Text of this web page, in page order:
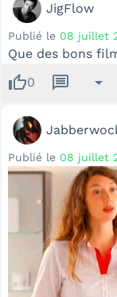
JigFlow
Publié le 08 juillet
Que des bons
thumb_up0 message arrow_drop_down
Publié le 08 juillet